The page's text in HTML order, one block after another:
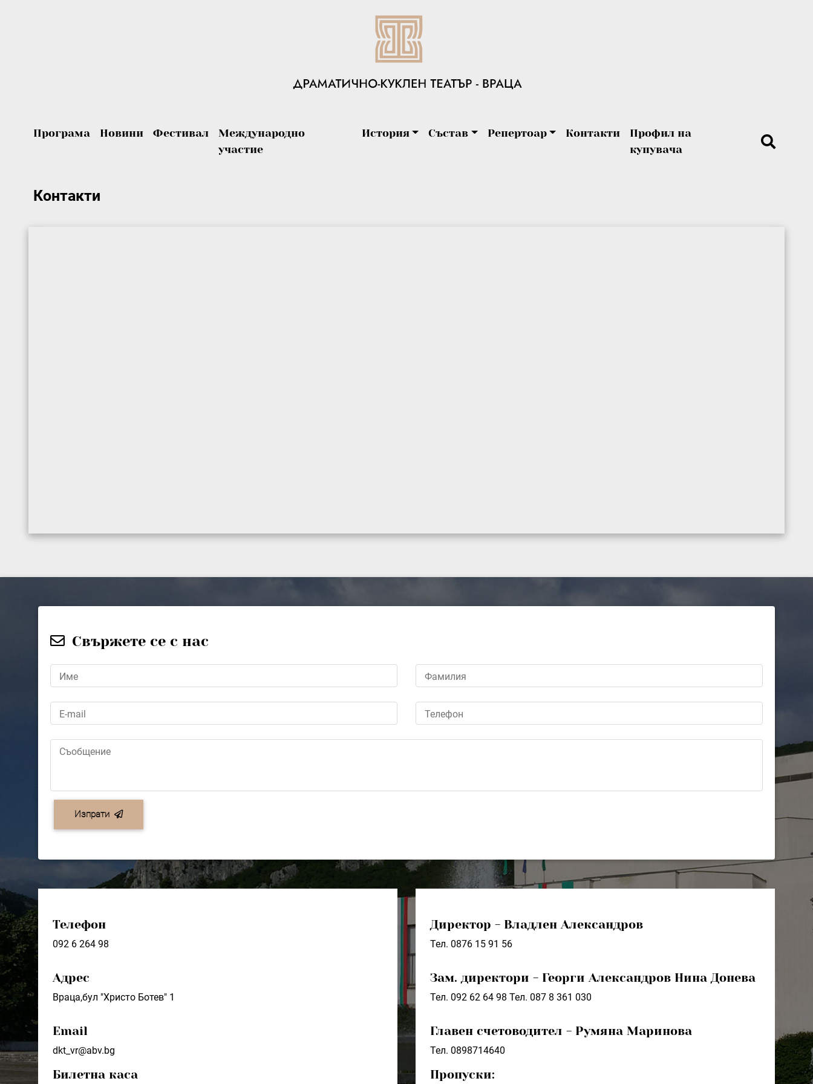
Програма Новини Фестивал
Международно
участие
История Състав Репертоар Контакти
Профил на
купувача
Контакти
Свържете се с нас
Име Фамилия
E-mail Телефон
Съобщение
Изпрати
Телефон
092 6 264 98
Адрес
Враца,бул "Христо Ботев" 1
Email
dkt_vr@abv.bg
Билетна каса
Директор - Владлен Александров
Тел. 0876 15 91 56
Зам. директори - Георги Александров Нина Донева
Тел. 092 62 64 98 Тел. 087 8 361 030
Главен счетоводител - Румяна Маринова
Тел. 0898714640
Пропуски: